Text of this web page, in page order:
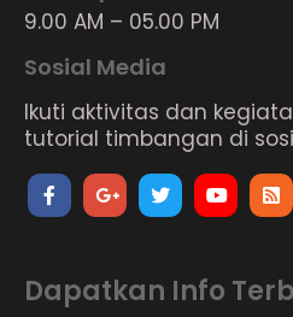
9.00 AM – 05.00 PM
Sosial Media
Ikuti aktivitas dan
tutorial timbangan di
Dapatkan Info